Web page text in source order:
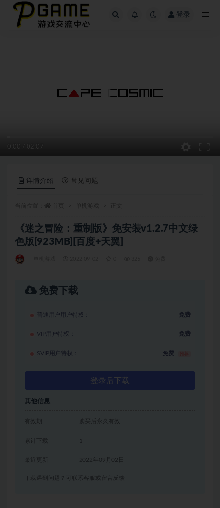
登录
0:00 02:07
详情介绍 常见问题
《迷之冒险：重制版》免安装v1.2.7中文绿
色版[923MB][百度+天翼]
免费下载
普通用户用户特权： 免费
VIP用户特权： 免费
SVIP用户特权： 免费
登录后下载
其他信息
有效期 购买后永久有效
累计下载 1
2022年09月02日
下载遇到问题？可联系客服或留言反馈
全部